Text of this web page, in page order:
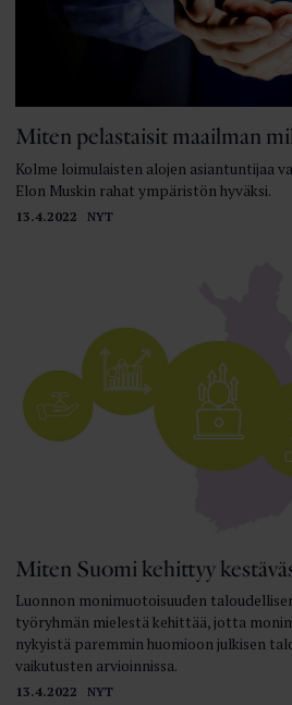
13.4.2022 NYT
Miten pelastaisit maailman
Kolme loimulaisten alojen asiantuntijaa
Elon Muskin rahat ympäristön hyväksi.
13.4.2022 NYT
Miten Suomi kehittyy
Luonnon monimuotoisuuden
työryhmän mielestä kehittää, jotta
nykyistä paremmin huomioon julkisen
vaikutusten arvioinnissa.